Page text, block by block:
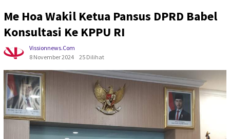
Me Hoa Wakil Ketua Pansus DPRD Babel
Konsultasi Ke KPPU RI
Vissionnews.com
8 November 2024
25 Dilihat